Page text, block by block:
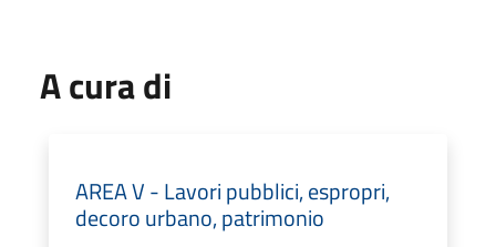
A cura di
AREA V - Lavori pubblici, espropri,
decoro urbano, patrimonio